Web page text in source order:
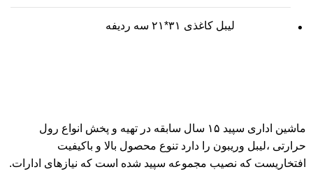
لیبل کاغذی ۳۱*۲۱ سه ردیفه
ماشین اداری سپید ۱۵ سال سابقه در تهیه و پخش انواع رول
حرارتی ،لیبل وریبون را دارد تنوع محصول بالا و باکیفیت
افتخاریست که نصیب مجموعه سپید شده است که نیازهای ادارات.